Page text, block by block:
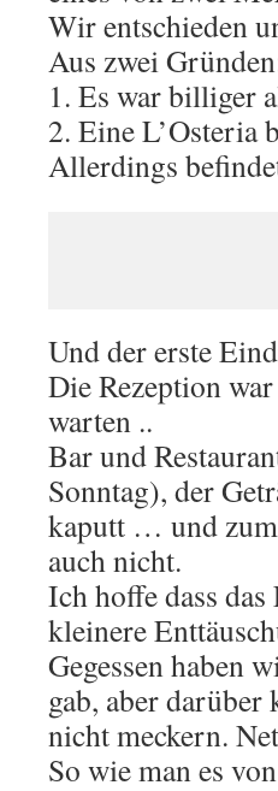
Wir entschieden
Aus zwei
1. Es war billiger
2. Eine L’Osteria
Allerdings
Und der erste
Die Rezeption
warten ..
Bar und
Sonntag), der
kaputt … und zum
auch nicht.
Ich hoffe dass
kleinere
Gegessen haben
gab, aber darüber
nicht meckern.
So wie man es